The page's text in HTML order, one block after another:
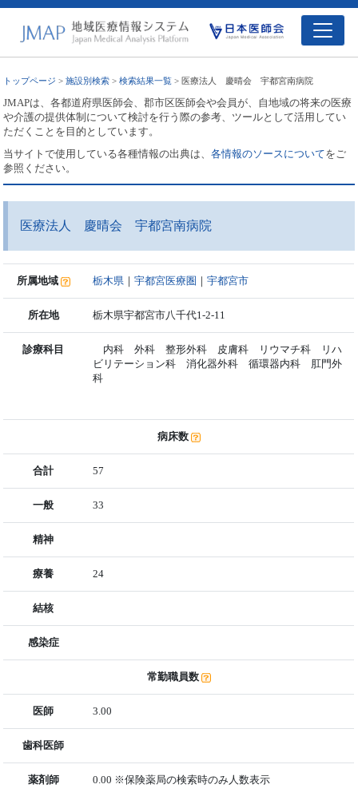
トップページ >施設別検索 >検索結果一覧 > 医療法人 慶晴会 宇都宮南病院
JMAPは、各都道府県医師会、郡市区医師会や会員が、自地域の将来の医療
や介護の提供体制について検討を行う際の参考、ツールとして活用してい
ただくことを目的としています。
当サイトで使用している各種情報の出典は、各情報のソースについてをご
参照ください。
医療法人 慶晴会 宇都宮南病院
所属地域 栃木県 ｜宇都宮医療圏 ｜宇都宮市
所在地 栃木県宇都宮市八千代1-2-11
診療科目
内科 外科 整形外科 皮膚科 リウマチ科 リハ
ビリテーション科 消化器外科 循環器内科 肛門外
科
病床数
合計 57
一般 33
精神
療養 24
結核
感染症
常勤職員数
医師 3.00
歯科医師
薬剤師 0.00 ※保険薬局の検索時のみ人数表示